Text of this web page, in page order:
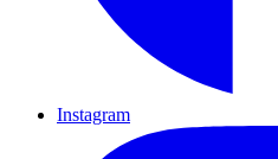
Instagram